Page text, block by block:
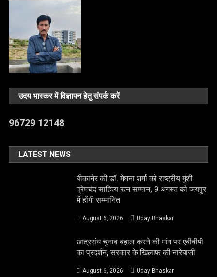
उदय भास्कर में विज्ञापन हेतु संपर्क करें
96729 12148
LATEST NEWS
बीकानेर की डॉ. मेघना शर्मा को राष्ट्रीय मुंशी
प्रेमचंद साहित्य रत्न सम्मान, 9 अगस्त को जयपुर
में होंगी सम्मानित
August 6, 2026 Uday Bhaskar
छात्रसंघ चुनाव बहाल करने की मांग पर एबीवीपी
का प्रदर्शन, सरकार के खिलाफ की नारेबाजी
August 6, 2026 Uday Bhaskar